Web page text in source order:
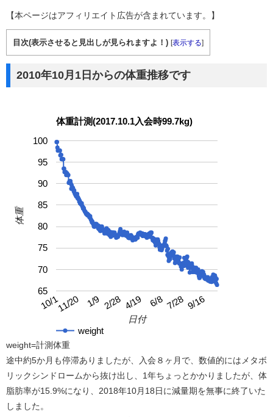
【本ページはアフィリエイト広告が含まれています。】
目次(表示させると見出しが見られますよ！) [表示する]
2010年10月1日からの体重推移です
体重計測(2017.10.1入会時99.7kg)
weight
10/111/20 1/9 2/28 4/19 6/8 7/28 9/16
65
70
75
80
85
90
95
100
日付
体重
weight=計測体重
途中約5か月も停滞ありましたが、入会８ヶ月で、数値的にはメタボ
リックシンドロームから抜け出し、1年ちょっとかかりましたが、体
脂肪率が15.9%になり、2018年10月18日に減量期を無事に終了いた
しました。